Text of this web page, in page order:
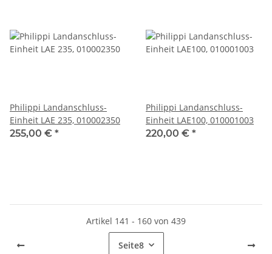
Philippi Landanschluss-
Einheit LAE 235, 010002350
255,00 € *
Philippi Landanschluss-
Einheit LAE100, 010001003
220,00 € *
Artikel 141 - 160 von 439
Seite8